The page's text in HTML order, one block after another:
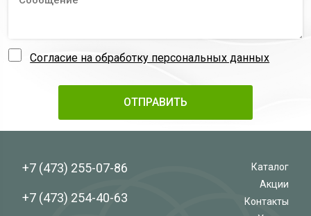
Согласие на обработку персональных данных
+7 (473) 255-07-86
+7 (473) 254-40-63
Каталог
Акции
Контакты